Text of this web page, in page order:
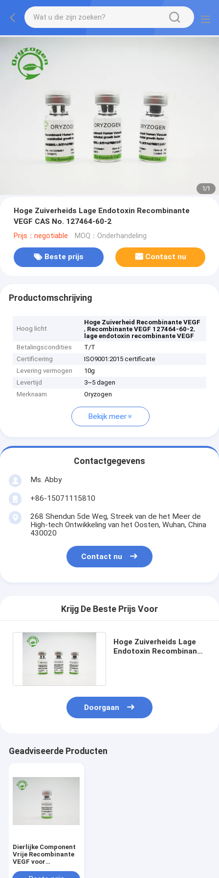
1/1
Hoge Zuiverheids Lage Endotoxin Recombinante
VEGF CAS No. 127464-60-2
Prijs：negotiable MOQ：Onderhandeling
Beste prijs Contact nu
Productomschrijving
Hoog licht
Hoge Zuiverheid Recombinante VEGF
, Recombinante VEGF 127464-60-2,
lage endotoxin recombinante VEGF
Betalingscondities
T/T
Certificering
ISO9001:2015 certificate
Levering vermogen
10g
Levertijd
3~5 dagen
Merknaam
Oryzogen
Bekijk meer
Contactgegevens
Ms. Abby
+86-15071115810
268 Shendun 5de Weg, Streek van de het Meer de
High-tech Ontwikkeling van het Oosten, Wuhan, China
430020
Contact nu
Krijg De Beste Prijs Voor
Hoge Zuiverheids Lage
Endotoxin Recombinante
Doorgaan
Geadviseerde Producten
Dierlijke Component
Vrije Recombinante
VEGF voor